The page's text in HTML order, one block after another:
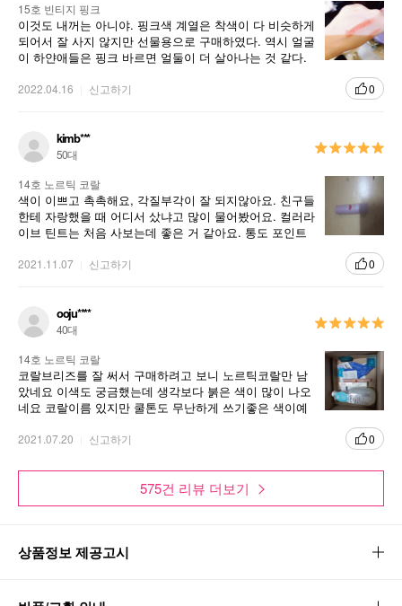
15호 빈티지 핑크
이것도 내꺼는 아니야. 핑크색 계열은 착색이 다 비슷하게
되어서 잘 사지 않지만 선물용으로 구매하였다. 역시 얼굴
이 하얀애들은 핑크 바르면 얼둘이 더 살아나는 것 같다.
2022.04.16 신고하기 0
kimb***
50대
14호 노르틱 코랄
색이 이쁘고 촉촉해요, 각질부각이 잘 되지않아요. 친구들
한테 자랑했을 때 어디서 샀냐고 많이 물어봤어요. 컬러라
이브 틴트는 처음 사보는데 좋은 거 같아요. 통도 포인트
2021.11.07 신고하기 0
ooju****
40대
14호 노르틱 코랄
코랄브리즈를 잘 써서 구매하려고 보니 노르틱코랄만 남
았네요 이색도 궁금했는데 생각보다 붉은 색이 많이 나오
네요 코랄이름 있지만 쿨톤도 무난하게 쓰기좋은 색이예
니다 개인적으론 코랄브리즈 색상이 좀더 맘에 들긴 합니
2021.07.20 신고하기 0
575건 리뷰 더보기
상품정보 제공고시